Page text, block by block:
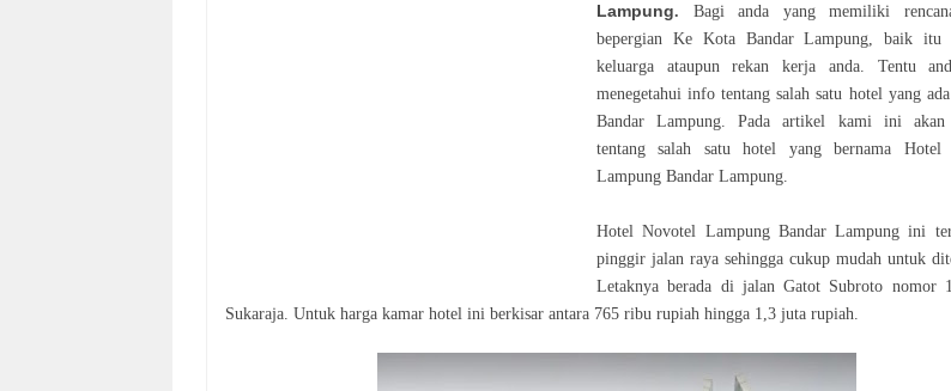
Lampung. Bagi anda yang memiliki
bepergian Ke Kota Bandar Lampung, baik itu
keluarga ataupun rekan kerja anda. Tentu
menegetahui info tentang salah satu hotel yang
Bandar Lampung. Pada artikel kami ini akan
tentang salah satu hotel yang bernama Hotel
Lampung Bandar Lampung.
Hotel Novotel Lampung Bandar Lampung ini
pinggir jalan raya sehingga cukup mudah untuk
Letaknya berada di jalan Gatot Subroto nomor
Sukaraja. Untuk harga kamar hotel ini berkisar antara 765 ribu rupiah hingga 1,3 juta rupiah.